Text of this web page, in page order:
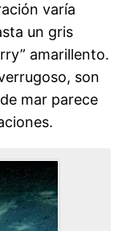
varía
un gris
amarillento.
son
mar parece